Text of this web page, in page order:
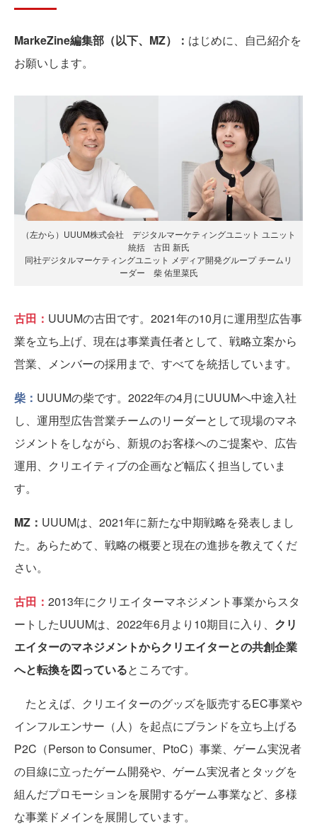
MarkeZine編集部（以下、MZ）： はじめに、自己紹介を
お願いします。
（左から）UUUM株式会社 デジタルマーケティングユニット ユニット
統括 古田 新氏
同社デジタルマーケティングユニット メディア開発グループ チームリ
ーダー 柴 佑里菜氏
古田： UUUMの古田です。2021年の10月に運用型広告事
業を立ち上げ、現在は事業責任者として、戦略立案から
営業、メンバーの採用まで、すべてを統括しています。
柴： UUUMの柴です。2022年の4月にUUUMへ中途入社
し、運用型広告営業チームのリーダーとして現場のマネ
ジメントをしながら、新規のお客様へのご提案や、広告
運用、クリエイティブの企画など幅広く担当していま
す。
MZ： UUUMは、2021年に新たな中期戦略を発表しまし
た。あらためて、戦略の概要と現在の進捗を教えてくだ
さい。
古田： 2013年にクリエイターマネジメント事業からスタ
ートしたUUUMは、2022年6月より10期目に入り、 クリ
エイターのマネジメントからクリエイターとの共創企業
へと転換を図っているところです。
たとえば、クリエイターのグッズを販売するEC事業や
インフルエンサー（人）を起点にブランドを立ち上げる
P2C（Person to Consumer、PtoC）事業、ゲーム実況者
の目線に立ったゲーム開発や、ゲーム実況者とタッグを
組んだプロモーションを展開するゲーム事業など、多様
な事業ドメインを展開しています。